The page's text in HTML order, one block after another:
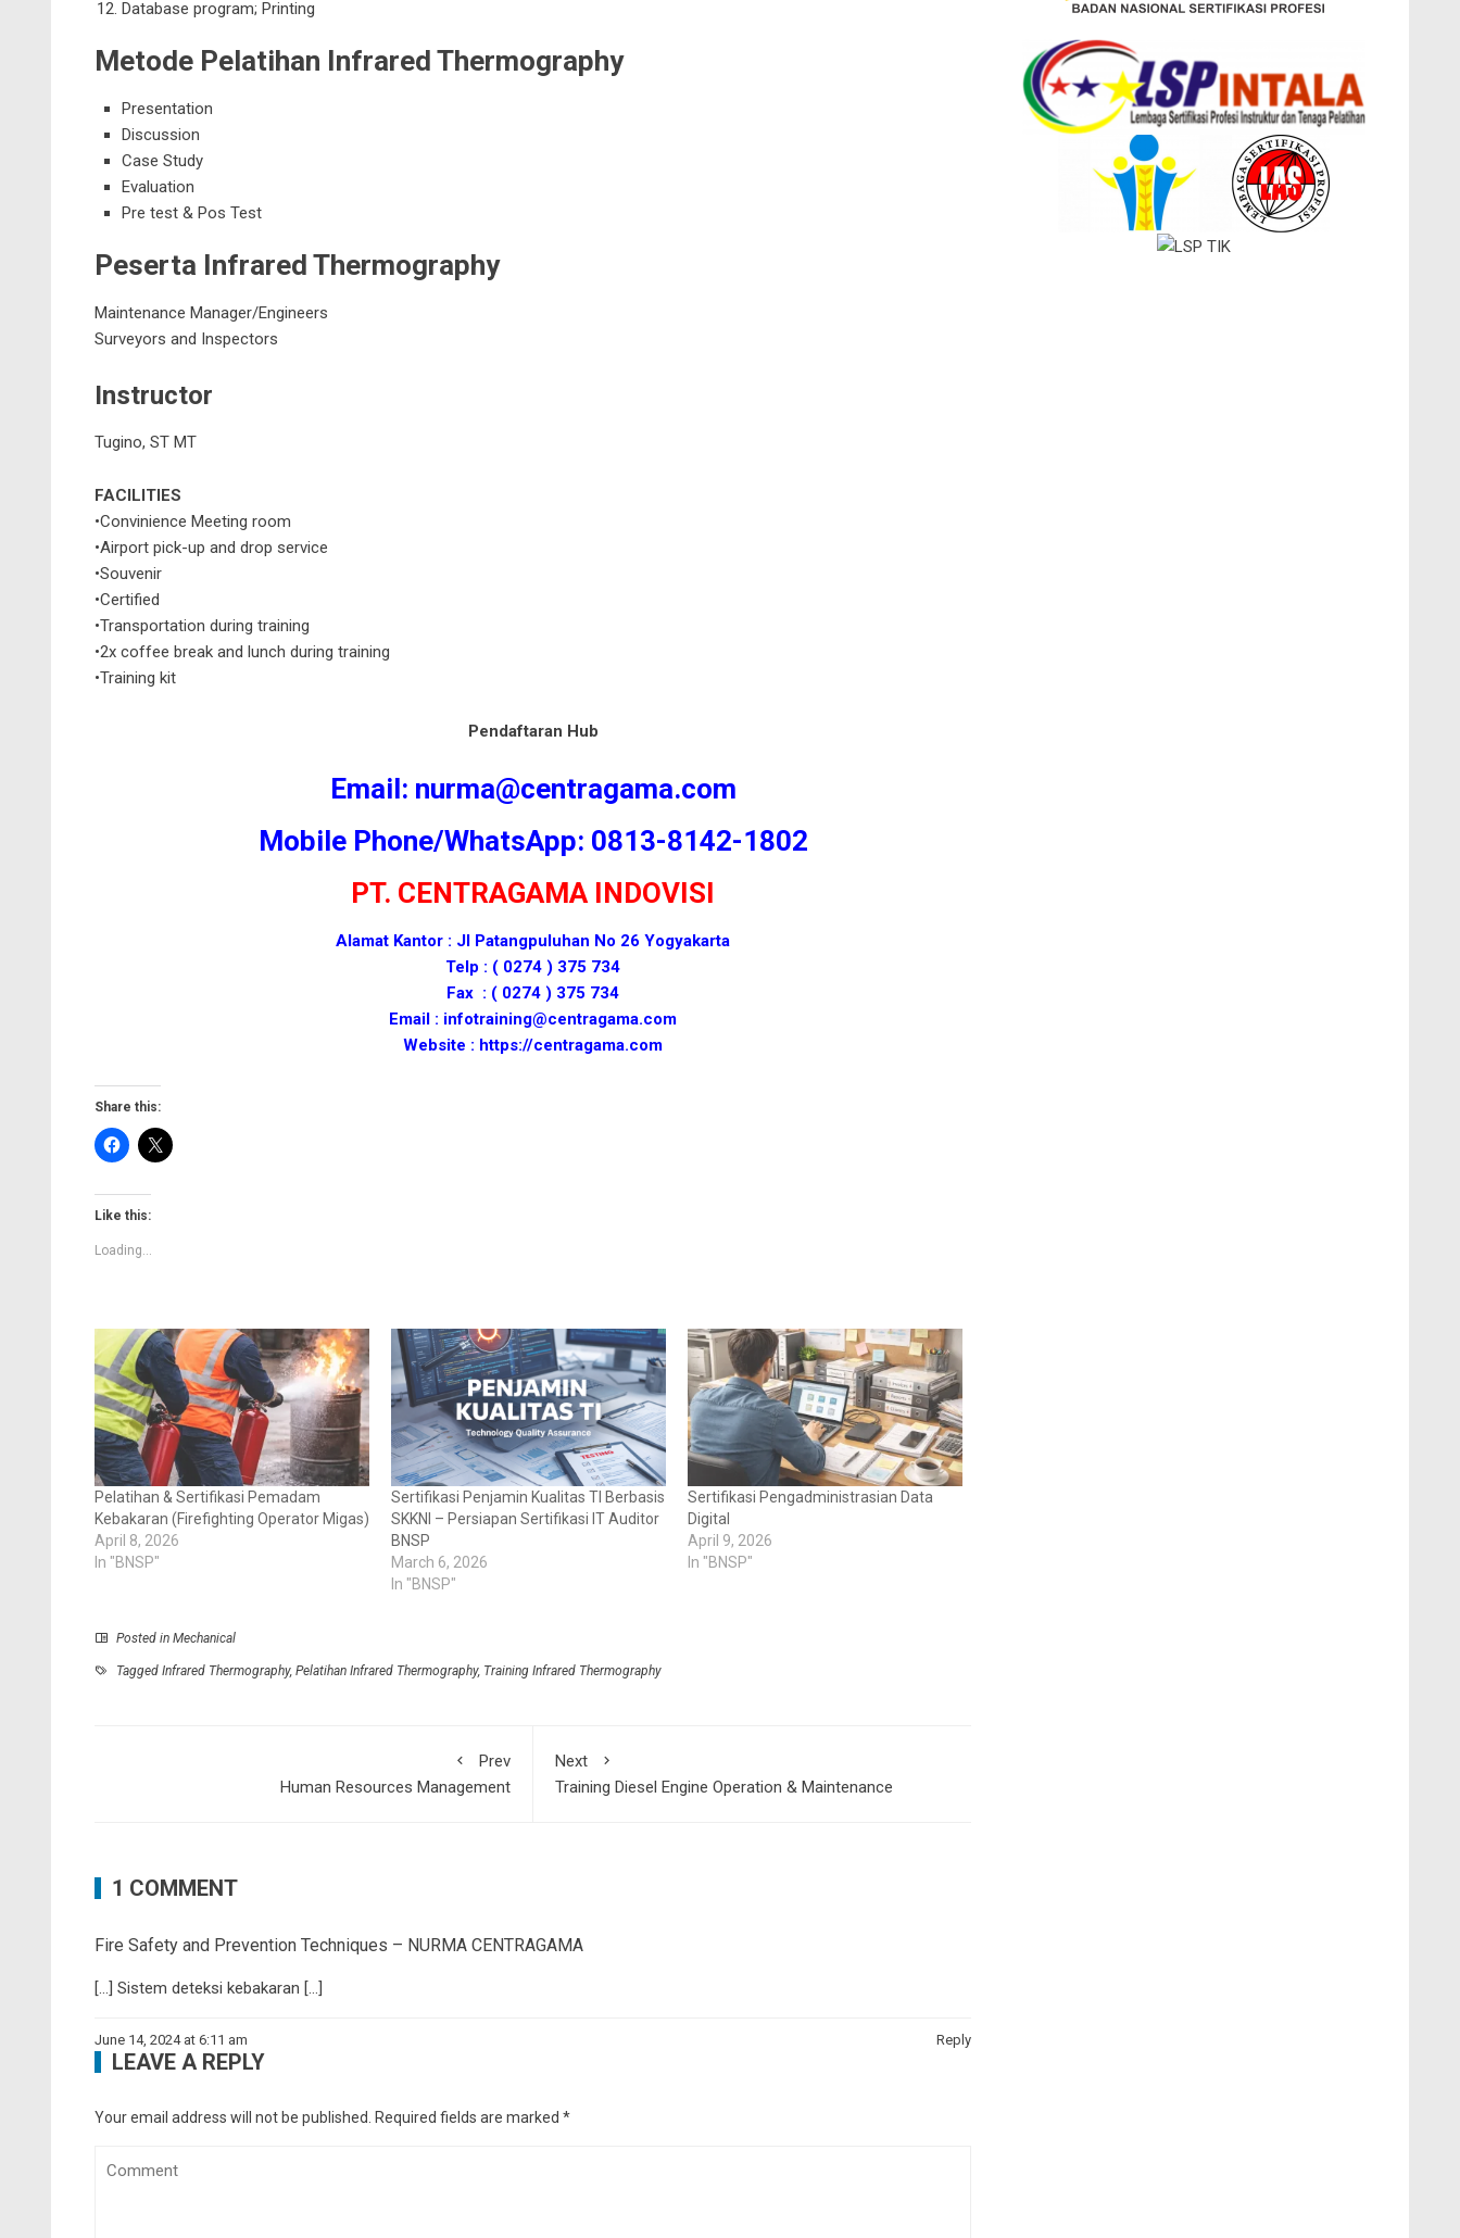
Database program; Printing
Metode Pelatihan Infrared Thermography
Presentation
Discussion
Case Study
Evaluation
Pre test & Pos Test
Peserta Infrared Thermography
Maintenance Manager/Engineers
Surveyors and Inspectors
Instructor
Tugino, ST MT
FACILITIES
•Convinience Meeting room
•Airport pick-up and drop service
•Souvenir
•Certified
•Transportation during training
•2x coffee break and lunch during training
•Training kit
Pendaftaran Hub
Email: nurma@centragama.com
Mobile Phone/WhatsApp: 0813-8142-1802
PT. CENTRAGAMA INDOVISI
Alamat Kantor : Jl Patangpuluhan No 26 Yogyakarta
Telp : ( 0274 ) 375 734
Fax : ( 0274 ) 375 734
Email : infotraining@centragama.com
Website : https://centragama.com
Share this:
Like this:
Loading...
Pelatihan & Sertifikasi Pemadam
Kebakaran (Firefighting Operator Migas)
April 8, 2026
In "BNSP"
Sertifikasi Penjamin Kualitas TI Berbasis
SKKNI – Persiapan Sertifikasi IT Auditor
BNSP
March 6, 2026
In "BNSP"
Sertifikasi Pengadministrasian Data
Digital
April 9, 2026
In "BNSP"
Posted in Mechanical
Tagged Infrared Thermography, Pelatihan Infrared Thermography, Training Infrared Thermography
Prev
Human Resources Management
Next
Training Diesel Engine Operation & Maintenance
1 COMMENT
Fire Safety and Prevention Techniques – NURMA CENTRAGAMA
[…] Sistem deteksi kebakaran […]
June 14, 2024 at 6:11 am Reply
LEAVE A REPLY
Your email address will not be published. Required fields are marked *